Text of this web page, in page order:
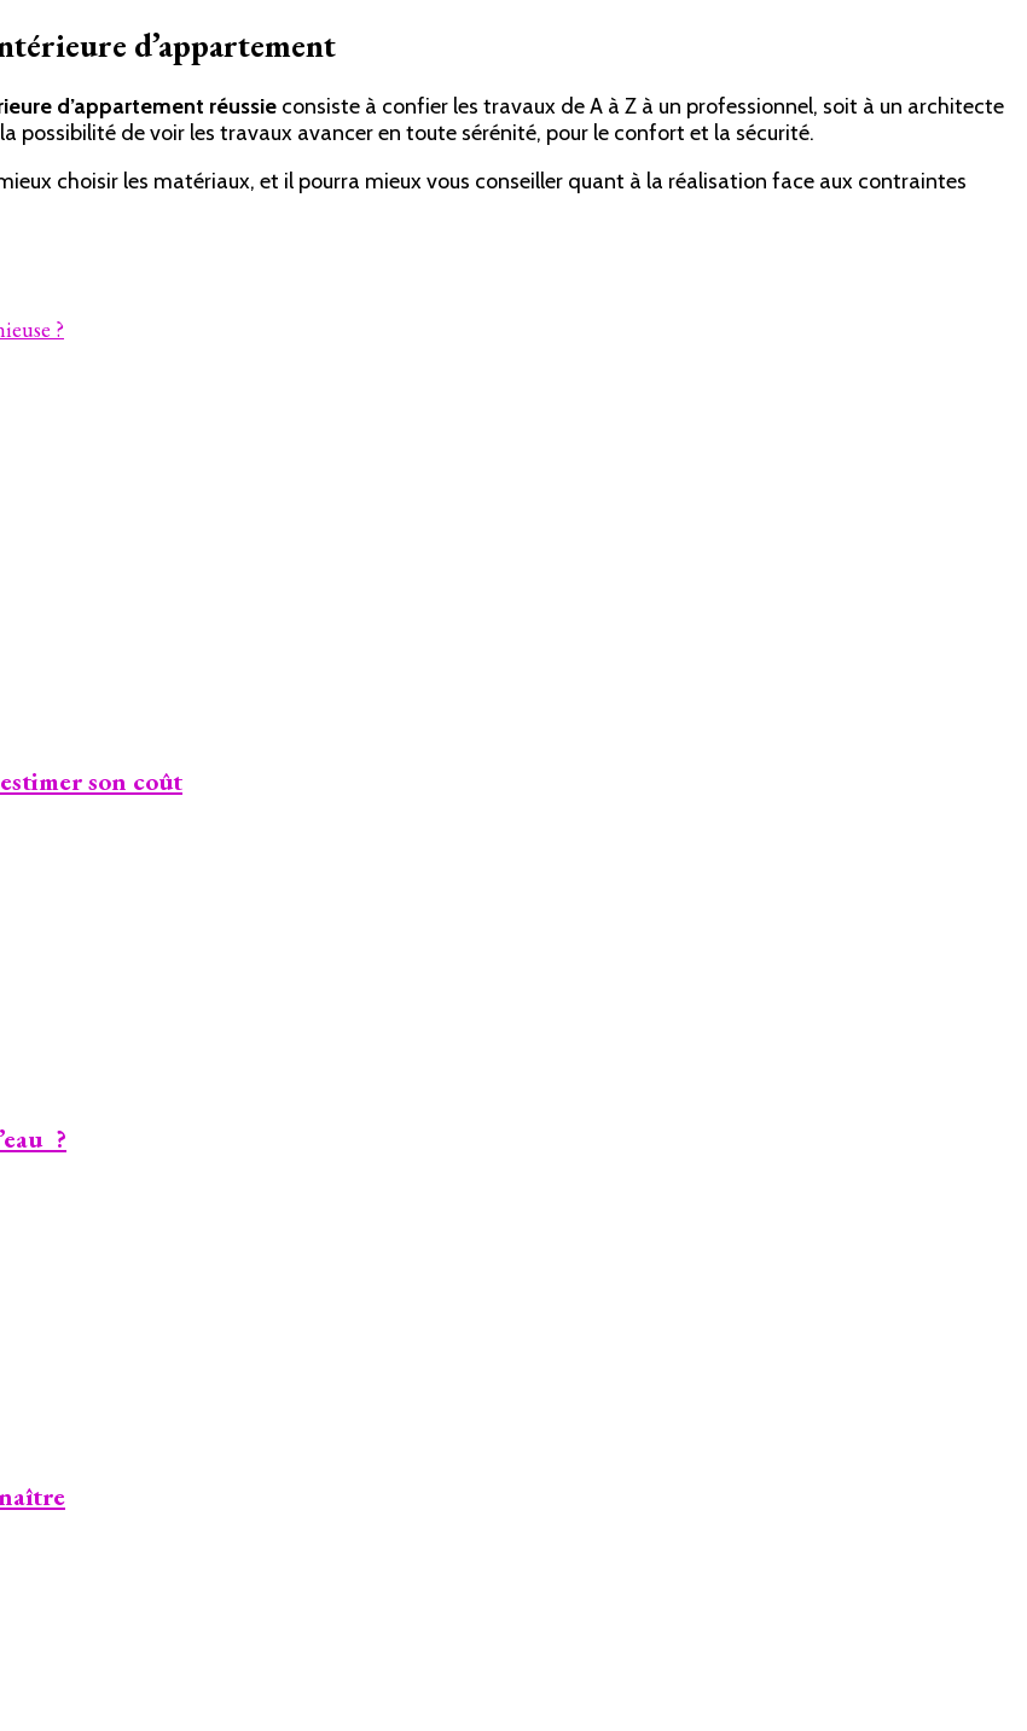
d’appartement
d’appartement réussie consiste à confier les travaux de A à Z à un professionnel, soit à un architecte
possibilité de voir les travaux avancer en toute sérénité, pour le confort et la sécurité.
choisir les matériaux, et il pourra mieux vous conseiller quant à la réalisation face aux contraintes
?
son coût
?